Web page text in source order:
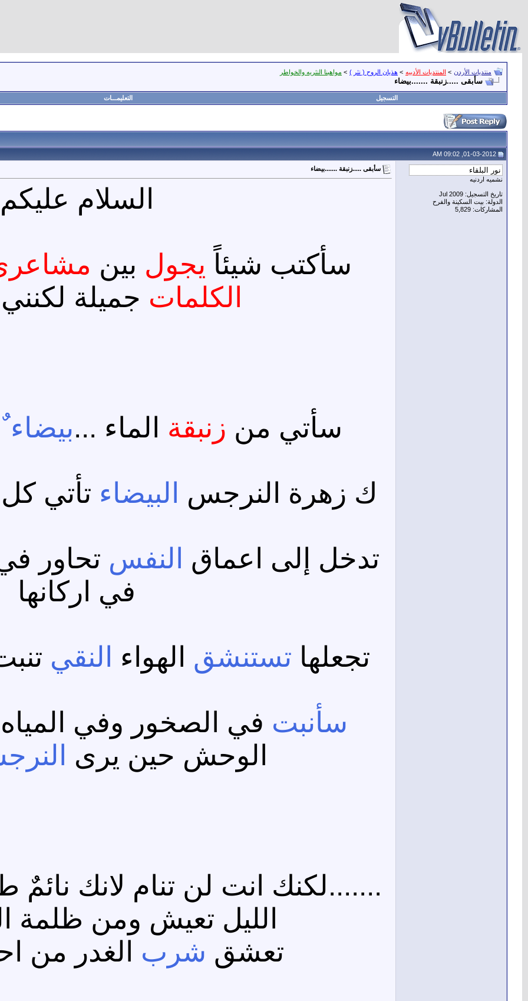
منتديات الأردن > المنتديات الأدبيه > هذيان الروح ( نثر ) > مواهبنا النثريه والخواطر
سأبقى .....زنبقة .......بيضاء
التسجيل التعليمـــات
نشميه اردنيه
تاريخ التسجيل: Jul 2009
الدولة: بيت السكينة والفرح
المشاركات: 5,829
سأبقى .....زنبقة .......بيضاء
السلام عليكم
سأكتب شيئاً يجول بين
الكلمات جميلة
سأتي من زنبقة الماء ...بيضاء
ك زهرة النرجس البيضاء تأتي كل
تدخل إلى اعماق النفس تحاور
في اركانها
تجعلها تستنشق الهواء النقي
سأنبت في الصخور وفي
الوحش حين يرى
.......لكنك انت لن تنام لانك
الليل تعيش ومن ظلمة
تعشق شرب الغدر من